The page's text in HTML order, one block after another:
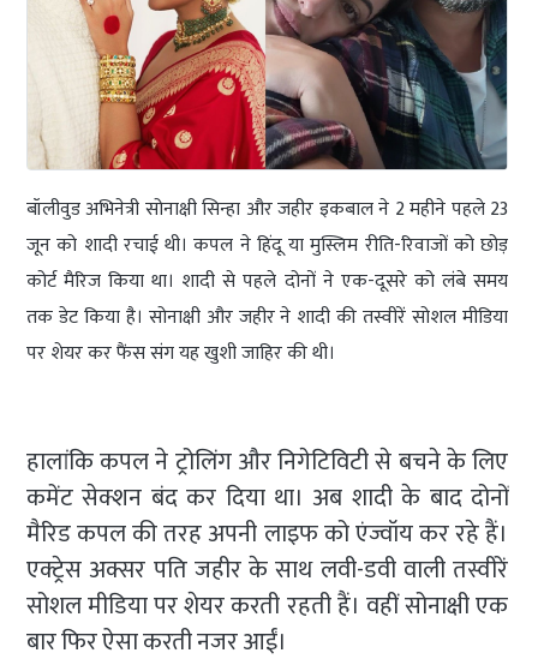
बॉलीवुड अभिनेत्री सोनाक्षी सिन्हा और जहीर इकबाल ने 2 महीने पहले 23
जून को शादी रचाई थी। कपल ने हिंदू या मुस्लिम रीति-रिवाजों को छोड़
कोर्ट मैरिज किया था। शादी से पहले दोनों ने एक-दूसरे को लंबे समय
तक डेट किया है। सोनाक्षी और जहीर ने शादी की तस्वीरें सोशल मीडिया
पर शेयर कर फैंस संग यह खुशी जाहिर की थी।
हालांकि कपल ने ट्रोलिंग और निगेटिविटी से बचने के लिए
कमेंट सेक्शन बंद कर दिया था। अब शादी के बाद दोनों
मैरिड कपल की तरह अपनी लाइफ को एंज्वॉय कर रहे हैं।
एक्ट्रेस अक्सर पति जहीर के साथ लवी-डवी वाली तस्वीरें
सोशल मीडिया पर शेयर करती रहती हैं। वहीं सोनाक्षी एक
बार फिर ऐसा करती नजर आईं।